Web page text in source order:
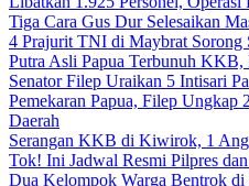
Tiga Cara Gus Dur Selesaikan
4 Prajurit TNI di Maybrat Sorong
Putra Asli Papua Terbunuh KKB,
Senator Filep Uraikan 5 Intisari
Pemekaran Papua, Filep Ungkap
Daerah
Serangan KKB di Kiwirok, 1
Tok! Ini Jadwal Resmi Pilpres
Dua Kelompok Warga Bentrok di